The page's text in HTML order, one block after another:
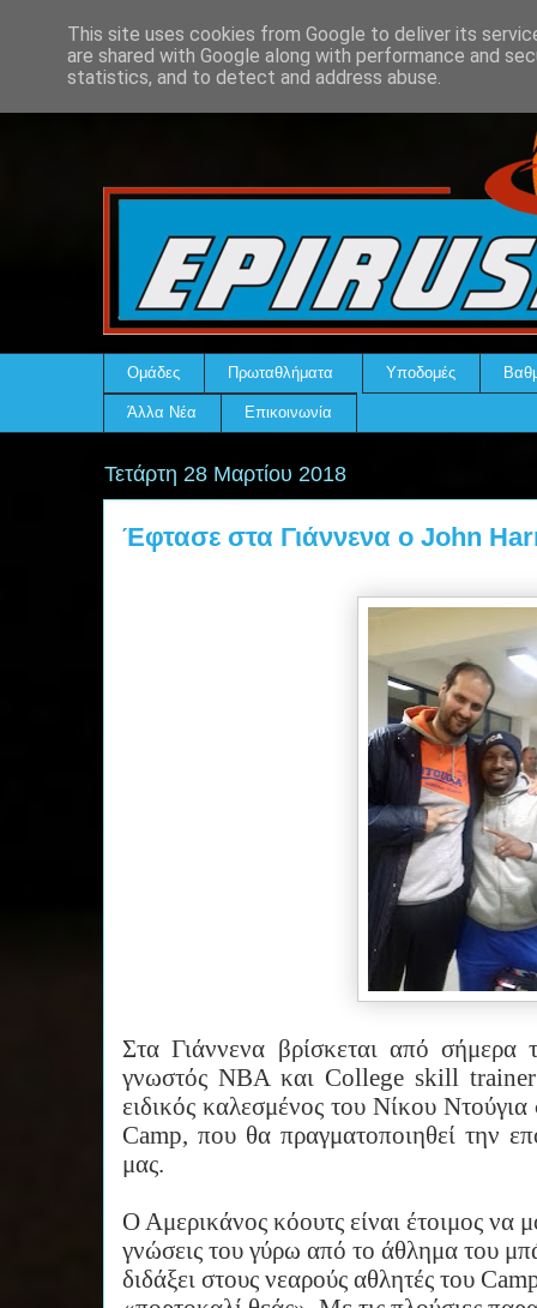
Ομάδες Πρωταθλήματα Υποδομές
Άλλα Νέα Επικοινωνία
Τετάρτη 28 Μαρτίου 2018
Έφτασε στα Γιάννενα ο John
Στα Γιάννενα βρίσκεται από
γνωστόςNBA και College skill
ειδικός καλεσμένος του Νίκου
Camp, που θα πραγματοποιηθεί την
μας.
Ο Αμερικάνος κόουτς είναι έτοιμος να
γνώσεις του γύρω από το άθλημα του
διδάξει στους νεαρούς αθλητές του
This site uses cookies from Google to deliver its
are shared with Google along with performance and
statistics, and to detect and address abuse.